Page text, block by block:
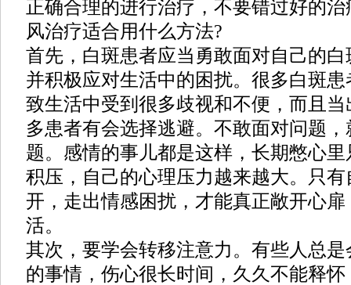
正确合理的进行治疗，不要错过好的
风治疗适合用什么方法?
首先，白斑患者应当勇敢面对自己的
并积极应对生活中的困扰。很多白斑
致生活中受到很多歧视和不便，而且
多患者有会选择逃避。不敢面对问题
题。感情的事儿都是这样，长期憋心
积压，自己的心理压力越来越大。只
开，走出情感困扰，才能真正敞开心
活。
其次，要学会转移注意力。有些人总
的事情，伤心很长时间，久久不能释